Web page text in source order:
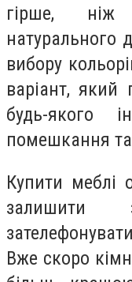
гірше,
натурального
вибору
варіант, який
будь-якого
помешкання
Купити меблі
залишити
Вже скоро